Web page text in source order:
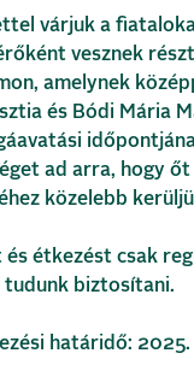
várjuk a
vesznek
amelynek
és Bódi Mária
ad arra, hogy
közelebb
és étkezést csak
tudunk biztosítani.
határidő: 2025.